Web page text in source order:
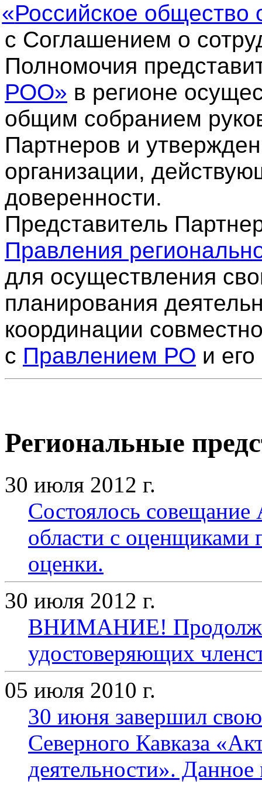
«Российское общество
с Соглашением о
Полномочия
РОО» в регионе
общим собранием
Партнеров и
организации,
доверенности.
Представитель
Правления
для осуществления
планирования
координации
с Правлением РО и
Региональные
30 июля 2012 г.
Состоялось
области с оценщиками
оценки.
30 июля 2012 г.
ВНИМАНИЕ!
удостоверяющих
05 июля 2010 г.
30 июня завершил
Северного Кавказа
деятельности».